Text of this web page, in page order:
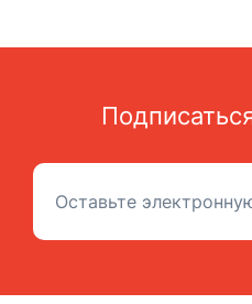
Подписаться на